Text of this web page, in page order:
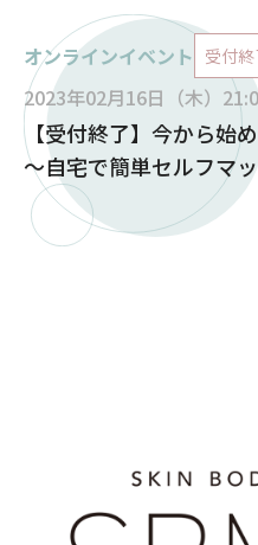
オンラインイベント 受付終
2023年02月16日（木）
【受付終了】今から始
～自宅で簡単セルフマ